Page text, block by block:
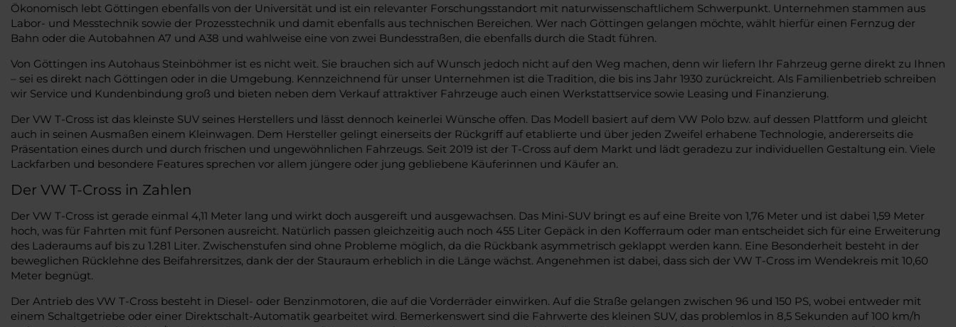
Ökonomisch lebt Göttingen ebenfalls von der Universität und ist ein relevanter Forschungsstandort mit naturwissenschaftlichem Schwerpunkt. Unternehmen stammen aus
Labor- und Messtechnik sowie der Prozesstechnik und damit ebenfalls aus technischen Bereichen. Wer nach Göttingen gelangen möchte, wählt hierfür einen Fernzug der
Bahn oder die Autobahnen A7 und A38 und wahlweise eine von zwei Bundesstraßen, die ebenfalls durch die Stadt führen.
Von Göttingen ins Autohaus Steinböhmer ist es nicht weit. Sie brauchen sich auf Wunsch jedoch nicht auf den Weg machen, denn wir liefern Ihr Fahrzeug gerne direkt zu Ihnen
– sei es direkt nach Göttingen oder in die Umgebung. Kennzeichnend für unser Unternehmen ist die Tradition, die bis ins Jahr 1930 zurückreicht. Als Familienbetrieb schreiben
wir Service und Kundenbindung groß und bieten neben dem Verkauf attraktiver Fahrzeuge auch einen Werkstattservice sowie Leasing und Finanzierung.
Der VW T-Cross ist das kleinste SUV seines Herstellers und lässt dennoch keinerlei Wünsche offen. Das Modell basiert auf dem VW Polo bzw. auf dessen Plattform und gleicht
auch in seinen Ausmaßen einem Kleinwagen. Dem Hersteller gelingt einerseits der Rückgriff auf etablierte und über jeden Zweifel erhabene Technologie, andererseits die
Präsentation eines durch und durch frischen und ungewöhnlichen Fahrzeugs. Seit 2019 ist der T-Cross auf dem Markt und lädt geradezu zur individuellen Gestaltung ein. Viele
Lackfarben und besondere Features sprechen vor allem jüngere oder jung gebliebene Käuferinnen und Käufer an.
Der VW T-Cross in Zahlen
Der VW T-Cross ist gerade einmal 4,11 Meter lang und wirkt doch ausgereift und ausgewachsen. Das Mini-SUV bringt es auf eine Breite von 1,76 Meter und ist dabei 1,59 Meter
hoch, was für Fahrten mit fünf Personen ausreicht. Natürlich passen gleichzeitig auch noch 455 Liter Gepäck in den Kofferraum oder man entscheidet sich für eine Erweiterung
des Laderaums auf bis zu 1.281 Liter. Zwischenstufen sind ohne Probleme möglich, da die Rückbank asymmetrisch geklappt werden kann. Eine Besonderheit besteht in der
beweglichen Rücklehne des Beifahrersitzes, dank der der Stauraum erheblich in die Länge wächst. Angenehmen ist dabei, dass sich der VW T-Cross im Wendekreis mit 10,60
Meter begnügt.
Der Antrieb des VW T-Cross besteht in Diesel- oder Benzinmotoren, die auf die Vorderräder einwirken. Auf die Straße gelangen zwischen 96 und 150 PS, wobei entweder mit
einem Schaltgetriebe oder einer Direktschalt-Automatik gearbeitet wird. Bemerkenswert sind die Fahrwerte des kleinen SUV, das problemlos in 8,5 Sekunden auf 100 km/h